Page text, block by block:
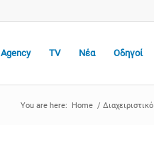
Agency TV Νέα Οδηγοί
You are here: Home / Διαχειριστικό